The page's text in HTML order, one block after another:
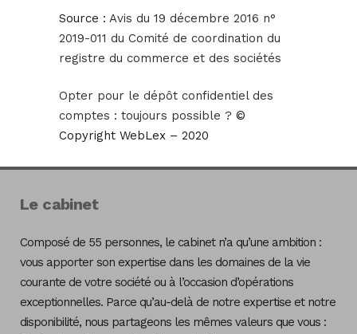
Source : Avis du 19 décembre 2016 n°
2019-011 du Comité de coordination du
registre du commerce et des sociétés
Opter pour le dépôt confidentiel des
comptes : toujours possible ? ©
Copyright WebLex – 2020
Le cabinet
Composé de 55 personnes, le cabinet n’a qu’une ambition :
vous apporter son expertise dans les domaines de la vie
courante de votre société ou à l’occasion d’opérations
exceptionnelles. Parce qu’au-delà de notre expertise et notre
disponibilité, nous partageons les mêmes valeurs que vous :